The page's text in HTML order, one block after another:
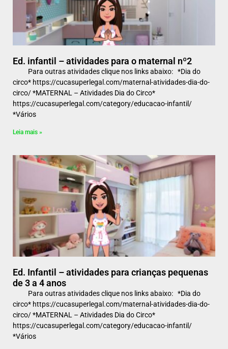
Ed. infantil – atividades para o maternal nº2
Para outras atividades clique nos links abaixo: *Dia do
circo* https://cucasuperlegal.com/maternal-atividades-dia-do-
circo/ *MATERNAL – Atividades Dia do Circo*
https://cucasuperlegal.com/category/educacao-infantil/
*Vários
Leia mais »
Ed. Infantil – atividades para crianças pequenas
de 3 a 4 anos
Para outras atividades clique nos links abaixo: *Dia do
circo* https://cucasuperlegal.com/maternal-atividades-dia-do-
circo/ *MATERNAL – Atividades Dia do Circo*
https://cucasuperlegal.com/category/educacao-infantil/
*Vários